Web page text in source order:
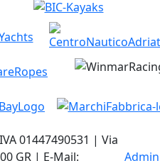
01447490531 | Via
GR | E-Mail:
Admin